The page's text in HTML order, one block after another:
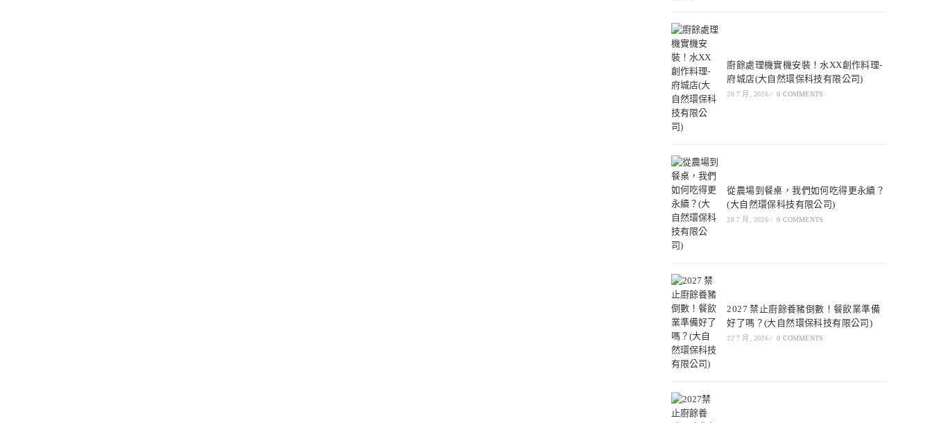
廚餘處理機實機安裝！水XX創作料理-
府城店(大自然環保科技有限公司)
28 7 月, 2026 / 0 COMMENTS
從農場到餐桌，我們如何吃得更永續？
(大自然環保科技有限公司)
28 7 月, 2026 / 0 COMMENTS
2027 禁止廚餘養豬倒數！餐飲業準備
好了嗎？(大自然環保科技有限公司)
22 7 月, 2026 / 0 COMMENTS